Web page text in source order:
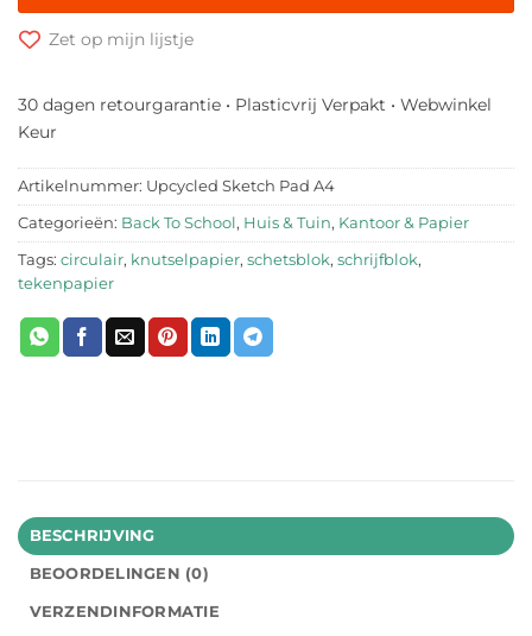
Zet op mijn lijstje
30 dagen retourgarantie • Plasticvrij Verpakt • Webwinkel
Keur
Artikelnummer: Upcycled Sketch Pad A4
Categorieën: Back To School, Huis & Tuin, Kantoor & Papier
Tags: circulair, knutselpapier, schetsblok, schrijfblok,
tekenpapier
BESCHRIJVING
BEOORDELINGEN (0)
VERZENDINFORMATIE